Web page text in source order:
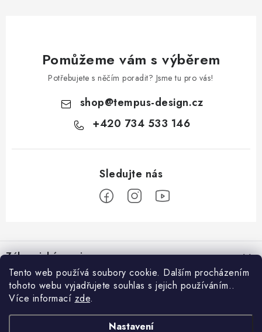
Tento web používá soubory cookie. Dalším procházením
tohoto webu vyjadřujete souhlas s jejich používáním..
Více informací zde.
Nastavení
Pomůžeme vám s výběrem
Potřebujete s něčím poradit? Jsme tu pro vás!
shop@tempus-design.cz
+420 734 533 146
á
pZákaznický servis
Hodnocení obchodu
Registrace do VIP klubu
O nás
Užitečné odkazy
GDPR